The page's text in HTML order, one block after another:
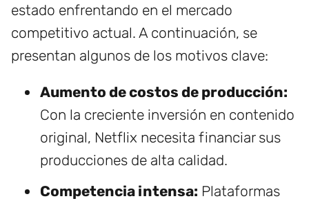
estado enfrentando en el mercado
competitivo actual. A continuación, se
presentan algunos de los motivos clave:
Aumento de costos de producción:
Con la creciente inversión en contenido
original, Netflix necesita financiar sus
producciones de alta calidad.
Competencia intensa: Plataformas